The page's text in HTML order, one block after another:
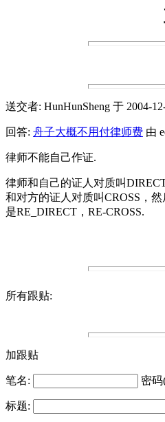
送交者: HunHunSheng 于 2004-
回答: 舟子大概不用付律师费 由
律师不能自己作证.
律师和自己的证人对质叫
和对方的证人对质叫CROSS，然
是RE_DIRECT，RE-CROSS.
所有跟贴:
加跟贴
笔名: 密
标题: